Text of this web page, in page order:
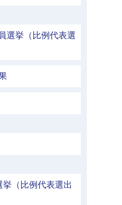
選挙（比例代表選
（比例代表選出